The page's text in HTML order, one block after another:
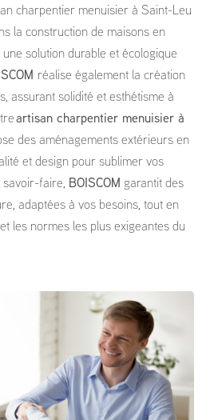
charpentier menuisier à Saint-Leu
la construction de maisons en
solution durable et écologique
réalise également la création
assurant solidité et esthétisme à
artisan charpentier menuisier à
des aménagements extérieurs en
et design pour sublimer vos
savoir-faire, BOISCOM garantit des
adaptées à vos besoins, tout en
les normes les plus exigeantes du